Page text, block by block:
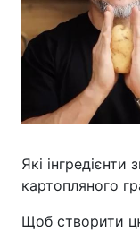
Які
картопляного
Щоб створити